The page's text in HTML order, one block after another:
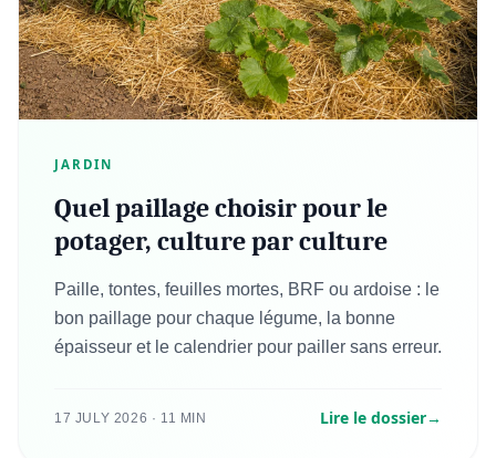
JARDIN
Quel paillage choisir pour le
potager, culture par culture
Paille, tontes, feuilles mortes, BRF ou ardoise : le
bon paillage pour chaque légume, la bonne
épaisseur et le calendrier pour pailler sans erreur.
17 JULY 2026 · 11 MIN Lire le dossier→